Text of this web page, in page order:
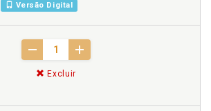
Versão Digital
Excluir